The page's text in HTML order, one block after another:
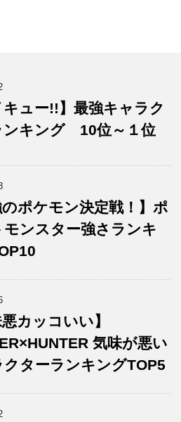
キュー!!】最強キャラク
ンキング 10位～１位
のポケモン決定戦！】ポ
ンスター強さランキ
悪カッコいい】
気味が悪い
クターランキングTOP5